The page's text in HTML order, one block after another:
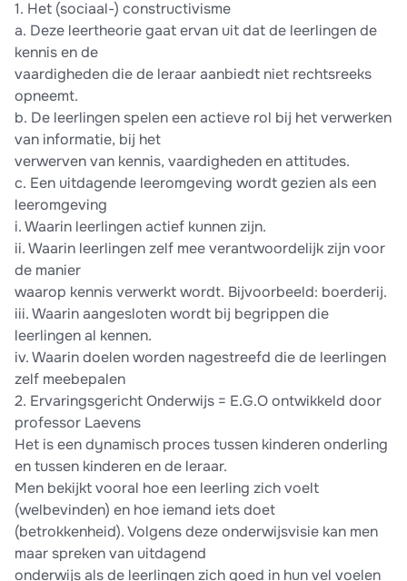
1. Het (sociaal-) constructivisme
a. Deze leertheorie gaat ervan uit dat de leerlingen de
kennis en de
vaardigheden die de leraar aanbiedt niet rechtsreeks
opneemt.
b. De leerlingen spelen een actieve rol bij het verwerken
van informatie, bij het
verwerven van kennis, vaardigheden en attitudes.
c. Een uitdagende leeromgeving wordt gezien als een
leeromgeving
i. Waarin leerlingen actief kunnen zijn.
ii. Waarin leerlingen zelf mee verantwoordelijk zijn voor
de manier
waarop kennis verwerkt wordt. Bijvoorbeeld: boerderij.
iii. Waarin aangesloten wordt bij begrippen die
leerlingen al kennen.
iv. Waarin doelen worden nagestreefd die de leerlingen
zelf meebepalen
2. Ervaringsgericht Onderwijs = E.G.O ontwikkeld door
professor Laevens
Het is een dynamisch proces tussen kinderen onderling
en tussen kinderen en de leraar.
Men bekijkt vooral hoe een leerling zich voelt
(welbevinden) en hoe iemand iets doet
(betrokkenheid). Volgens deze onderwijsvisie kan men
maar spreken van uitdagend
onderwijs als de leerlingen zich goed in hun vel voelen